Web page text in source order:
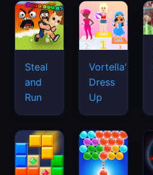
Steal
and
Run
Vortella's
Dress
Up